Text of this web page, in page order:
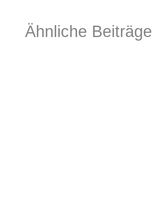
Ähnliche Beiträge